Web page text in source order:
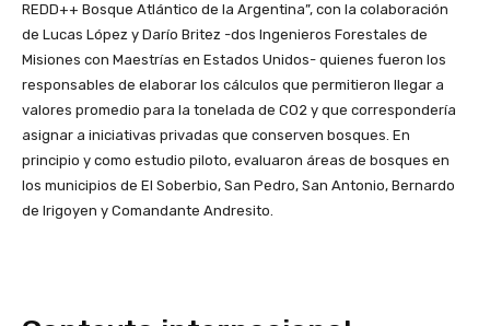
REDD++ Bosque Atlántico de la Argentina”, con la colaboración
de Lucas López y Darío Britez -dos Ingenieros Forestales de
Misiones con Maestrías en Estados Unidos- quienes fueron los
responsables de elaborar los cálculos que permitieron llegar a
valores promedio para la tonelada de CO2 y que correspondería
asignar a iniciativas privadas que conserven bosques. En
principio y como estudio piloto, evaluaron áreas de bosques en
los municipios de El Soberbio, San Pedro, San Antonio, Bernardo
de Irigoyen y Comandante Andresito.